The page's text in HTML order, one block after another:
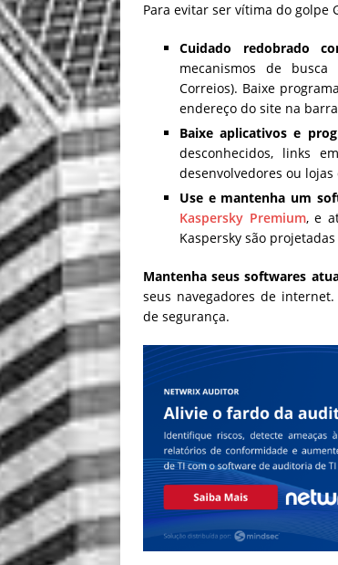
Para evitar ser vítima do golpe
Cuidado redobrado
mecanismos de busca
Correios). Baixe
endereço do site na
Baixe aplicativos e
desconhecidos, links
desenvolvedores ou
Use e mantenha um
Kaspersky Premium, e
Kaspersky são
Mantenha seus softwares
seus navegadores de
de segurança.